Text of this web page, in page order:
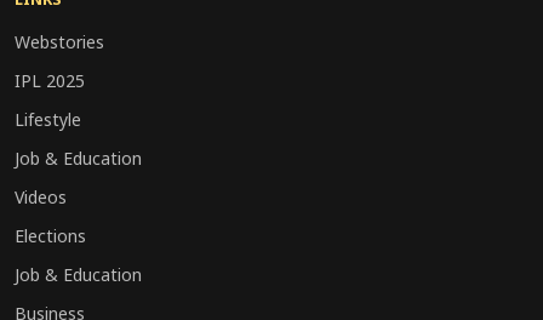
Webstories
IPL 2025
Lifestyle
Job & Education
Videos
Elections
Job & Education
Business